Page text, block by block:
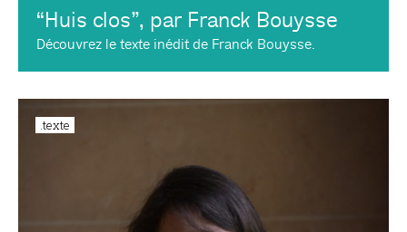
“Huis clos”, par Franck Bouysse
Découvrez le texte inédit de Franck Bouysse.
.texte